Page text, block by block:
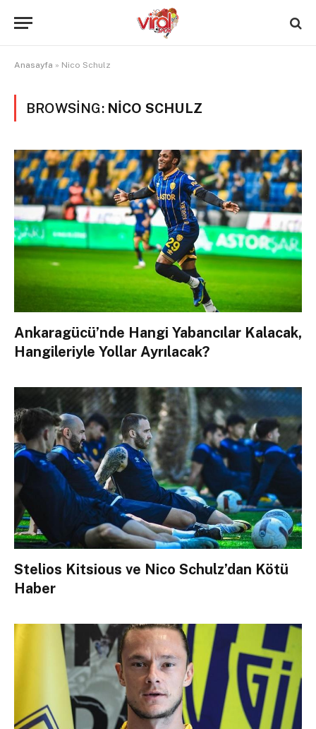
Anasayfa » Nico Schulz
BROWSING: NICO SCHULZ
Ankaragücü’nde Hangi Yabancılar Kalacak,
Hangileriyle Yollar Ayrılacak?
Stelios Kitsious ve Nico Schulz’dan Kötü
Haber